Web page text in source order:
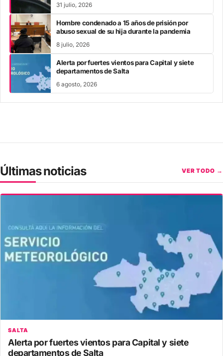
31 julio, 2026
Hombre condenado a 15 años de prisión por
abuso sexual de su hija durante la pandemia
8 julio, 2026
Alerta por fuertes vientos para Capital y siete
departamentos de Salta
6 agosto, 2026
Últimas noticias VER TODO →
SALTA
Alerta por fuertes vientos para Capital y siete
departamentos de Salta